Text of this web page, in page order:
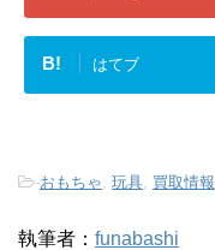
B! はてブ
-おもちゃ 玩具 買取情報
執筆者： funabashi